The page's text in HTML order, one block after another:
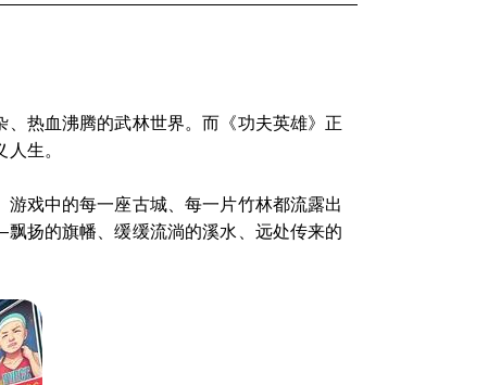
热血沸腾的武林世界。而《功夫英雄》正
生。
戏中的每一座古城、每一片竹林都流露出
扬的旗幡、缓缓流淌的溪水、远处传来的